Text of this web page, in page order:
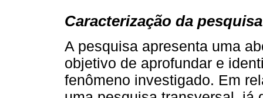
Caracterização da pesquisa
A pesquisa apresenta uma
objetivo de aprofundar e
fenômeno investigado. Em